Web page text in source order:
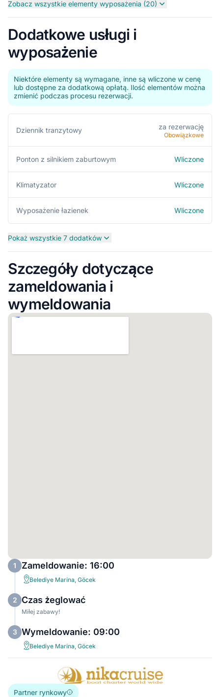
Zobacz wszystkie elementy wyposażenia (20)
Dodatkowe usługi i
wyposażenie
Niektóre elementy są wymagane, inne są wliczone w cenę
lub dostępne za dodatkową opłatą. Ilość elementów można
zmienić podczas procesu rezerwacji.
Dziennik tranzytowy za rezerwację
Obowiązkowe
Ponton z silnikiem zaburtowym Wliczone
Klimatyzator Wliczone
Wyposażenie łazienek Wliczone
Pokaż wszystkie 7 dodatków
Szczegóły dotyczące
zameldowania i
wymeldowania
1 Zameldowanie: 16:00
Belediye Marina, Göcek
2 Czas żeglować
Miłej zabawy!
3 Wymeldowanie: 09:00
Belediye Marina, Göcek
Partner rynkowy